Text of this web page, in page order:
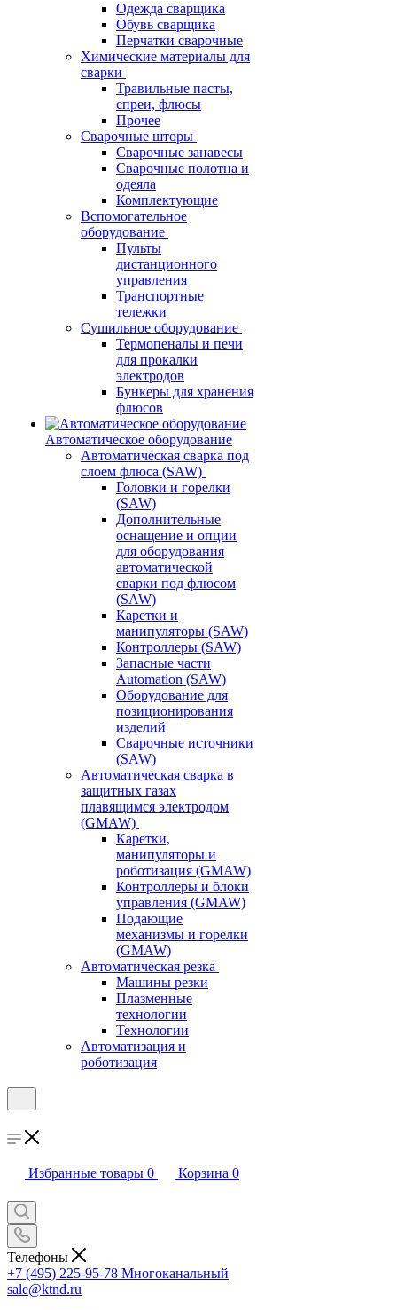
Одежда сварщика
Обувь сварщика
Перчатки сварочные
Химические материалы для
сварки
Травильные пасты,
спреи, флюсы
Прочее
Сварочные шторы
Сварочные занавесы
Сварочные полотна и
одеяла
Комплектующие
Вспомогательное
оборудование
Пульты
дистанционного
управления
Транспортные
тележки
Сушильное оборудование
Термопеналы и печи
для прокалки
электродов
Бункеры для хранения
флюсов
Автоматическое оборудование
Автоматическая сварка под
слоем флюса (SAW)
Головки и горелки
(SAW)
Дополнительные
оснащение и опции
для оборудования
автоматической
сварки под флюсом
(SAW)
Каретки и
манипуляторы (SAW)
Контроллеры (SAW)
Запасные части
Automation (SAW)
Оборудование для
позиционирования
изделий
Сварочные источники
(SAW)
Автоматическая сварка в
защитных газах
плавящимся электродом
(GMAW)
Каретки,
манипуляторы и
роботизация (GMAW)
Контроллеры и блоки
управления (GMAW)
Подающие
механизмы и горелки
(GMAW)
Автоматическая резка
Машины резки
Плазменные
технологии
Технологии
Автоматизация и
роботизация
Избранные товары 0 Корзина 0
Телефоны
+7 (495) 225-95-78 Многоканальный
sale@ktnd.ru